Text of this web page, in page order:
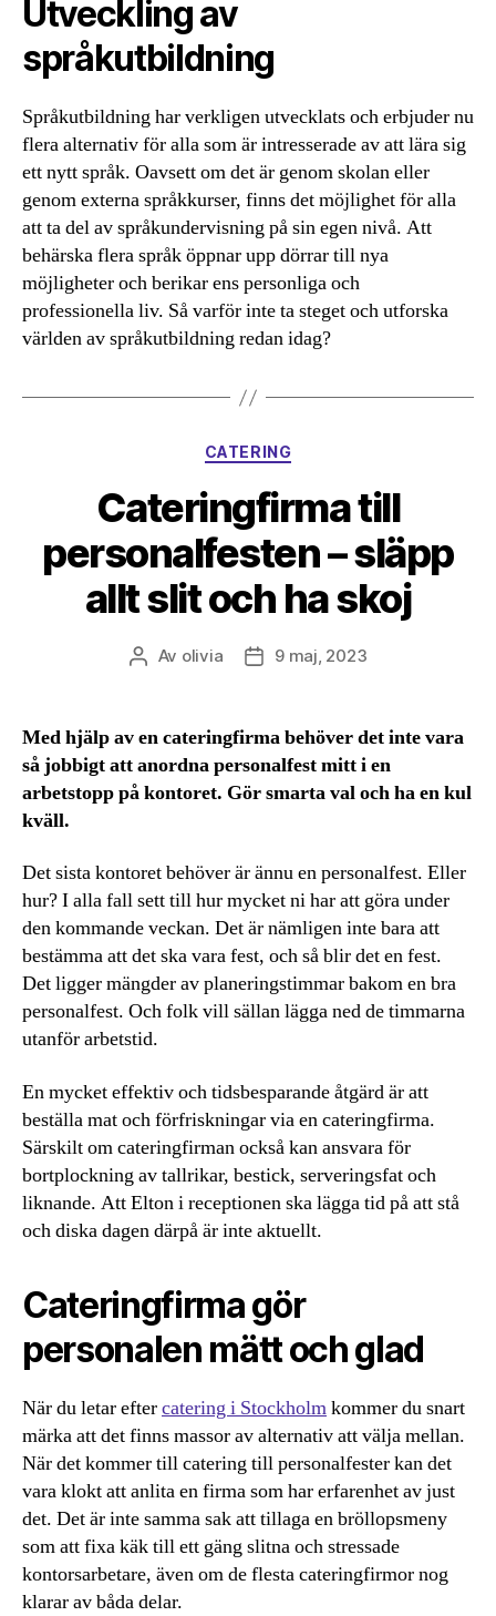
Utveckling av
språkutbildning
Språkutbildning har verkligen utvecklats och erbjuder nu
flera alternativ för alla som är intresserade av att lära sig
ett nytt språk. Oavsett om det är genom skolan eller
genom externa språkkurser, finns det möjlighet för alla
att ta del av språkundervisning på sin egen nivå. Att
behärska flera språk öppnar upp dörrar till nya
möjligheter och berikar ens personliga och
professionella liv. Så varför inte ta steget och utforska
världen av språkutbildning redan idag?
Kategorier
CATERING
Cateringfirma till
personalfesten – släpp
allt slit och ha skoj
Inläggsförfattare
Av olivia Inläggsdatum
9 maj, 2023
Med hjälp av en cateringfirma behöver det inte vara
så jobbigt att anordna personalfest mitt i en
arbetstopp på kontoret. Gör smarta val och ha en kul
kväll.
Det sista kontoret behöver är ännu en personalfest. Eller
hur? I alla fall sett till hur mycket ni har att göra under
den kommande veckan. Det är nämligen inte bara att
bestämma att det ska vara fest, och så blir det en fest.
Det ligger mängder av planeringstimmar bakom en bra
personalfest. Och folk vill sällan lägga ned de timmarna
utanför arbetstid.
En mycket effektiv och tidsbesparande åtgärd är att
beställa mat och förfriskningar via en cateringfirma.
Särskilt om cateringfirman också kan ansvara för
bortplockning av tallrikar, bestick, serveringsfat och
liknande. Att Elton i receptionen ska lägga tid på att stå
och diska dagen därpå är inte aktuellt.
Cateringfirma gör
personalen mätt och glad
När du letar eftercatering i Stockholmkommer du snart
märka att det finns massor av alternativ att välja mellan.
När det kommer till catering till personalfester kan det
vara klokt att anlita en firma som har erfarenhet av just
det. Det är inte samma sak att tillaga en bröllopsmeny
som att fixa käk till ett gäng slitna och stressade
kontorsarbetare, även om de flesta cateringfirmor nog
klarar av båda delar.